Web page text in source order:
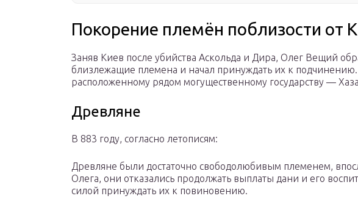
Покорение племён поблизости от
Заняв Киев после убийства Аскольда и Дира, Олег Вещий
близлежащие племена и начал принуждать их к
расположенному рядом могущественному государству —
Древляне
В 883 году, согласно летописям:
Древляне были достаточно свободолюбивым племенем,
Олега, они отказались продолжать выплаты дани и его
силой принуждать их к повиновению.